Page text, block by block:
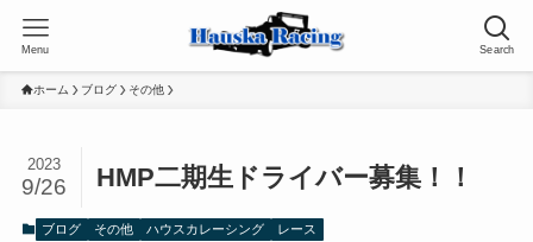
Search
Menu
ホーム ブログ その他
HMP二期生ドライバー募集！！
2023
9/26
ブログ その他 ハウスカレーシング レース